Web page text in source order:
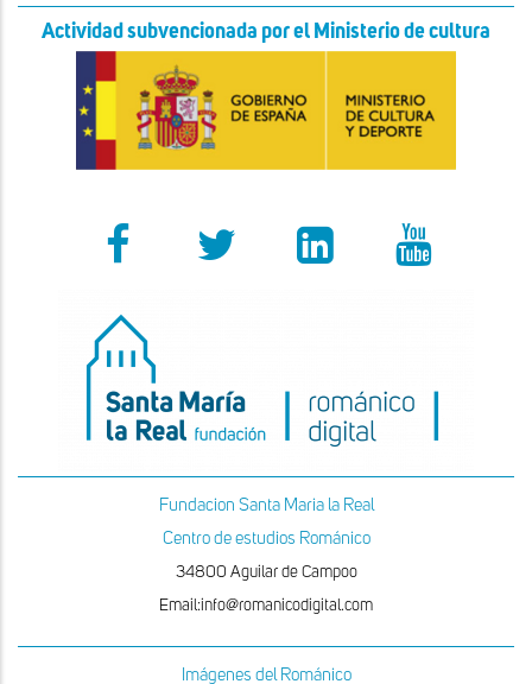
Actividad subvencionada por el Ministerio de cultura
Fundacion Santa Maria la Real
Centro de estudios Románico
34800 Aguilar de Campoo
Email:info@romanicodigital.com
Imágenes del Románico